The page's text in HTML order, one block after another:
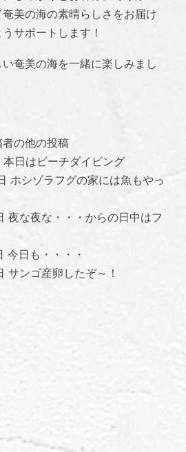
美の海の素晴らしさをお届け
サポートします！
奄美の海を一緒に楽しみまし
者の他の投稿
本日はビーチダイビング
ホシゾラフグの家には魚もやっ
夜な夜な・・・からの日中はフ
今日も・・・・
サンゴ産卵したぞ～！